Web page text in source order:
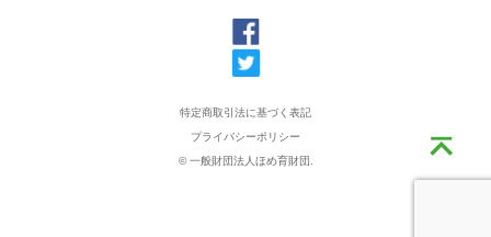
特定商取引法に基づく表記
プライバシーポリシー
© 一般財団法人ほめ育財団.